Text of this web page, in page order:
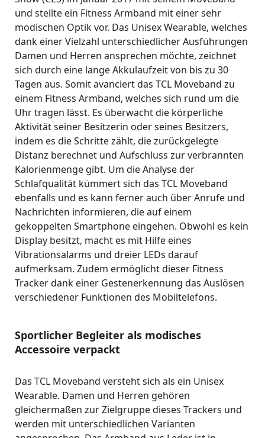
und stellte ein Fitness Armband mit einer sehr
modischen Optik vor. Das Unisex Wearable, welches
dank einer Vielzahl unterschiedlicher Ausführungen
Damen und Herren ansprechen möchte, zeichnet
sich durch eine lange Akkulaufzeit von bis zu 30
Tagen aus. Somit avanciert das TCL Moveband zu
einem Fitness Armband, welches sich rund um die
Uhr tragen lässt. Es überwacht die körperliche
Aktivität seiner Besitzerin oder seines Besitzers,
indem es die Schritte zählt, die zurückgelegte
Distanz berechnet und Aufschluss zur verbrannten
Kalorienmenge gibt. Um die Analyse der
Schlafqualität kümmert sich das TCL Moveband
ebenfalls und es kann ferner auch über Anrufe und
Nachrichten informieren, die auf einem
gekoppelten Smartphone eingehen. Obwohl es kein
Display besitzt, macht es mit Hilfe eines
Vibrationsalarms und dreier LEDs darauf
aufmerksam. Zudem ermöglicht dieser Fitness
Tracker dank einer Gestenerkennung das Auslösen
verschiedener Funktionen des Mobiltelefons.
Sportlicher Begleiter als modisches
Accessoire verpackt
Das TCL Moveband versteht sich als ein Unisex
Wearable. Damen und Herren gehören
gleichermaßen zur Zielgruppe dieses Trackers und
werden mit unterschiedlichen Varianten